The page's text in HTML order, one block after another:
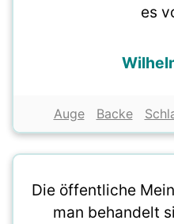
es
Auge Backe
Die öffentliche
man behandelt